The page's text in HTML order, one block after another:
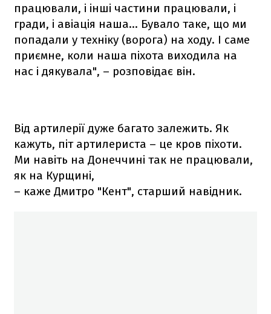
працювали, і інші частини працювали, і
гради, і авіація наша... Бувало таке, що ми
попадали у техніку (ворога) на ходу. І саме
приємне, коли наша піхота виходила на
нас і дякувала", – розповідає він.
Від артилерії дуже багато залежить. Як
кажуть, піт артилериста – це кров піхоти.
Ми навіть на Донеччині так не працювали,
як на Курщині,
– каже Дмитро "Кент", старший навідник.